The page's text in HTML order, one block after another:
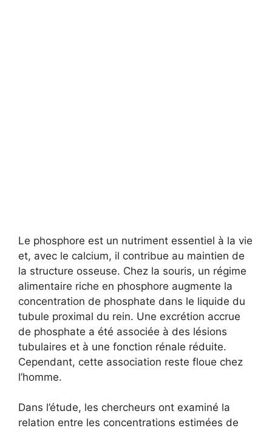
Le phosphore est un nutriment essentiel à la vie
et, avec le calcium, il contribue au maintien de
la structure osseuse. Chez la souris, un régime
alimentaire riche en phosphore augmente la
concentration de phosphate dans le liquide du
tubule proximal du rein. Une excrétion accrue
de phosphate a été associée à des lésions
tubulaires et à une fonction rénale réduite.
Cependant, cette association reste floue chez
l’homme.
Dans l’étude, les chercheurs ont examiné la
relation entre les concentrations estimées de